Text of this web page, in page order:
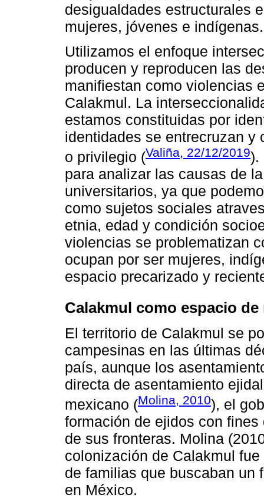
desigualdades estructurales
mujeres, jóvenes e indígenas.
Utilizamos el enfoque
producen y reproducen las
manifiestan como violencias
Calakmul. La
estamos constituidas por
identidades se entrecruzan y
o privilegio (Valiña, 22/12/2019).
para analizar las causas de
universitarios, ya que
como sujetos sociales
etnia, edad y condición
violencias se problematizan
ocupan por ser mujeres,
espacio precarizado y
Calakmul como espacio
El territorio de Calakmul se
campesinas en las últimas
país, aunque los
directa de asentamiento
mexicano (Molina, 2010), el
formación de ejidos con
de sus fronteras. Molina
colonización de Calakmul
de familias que buscaban un
en México.